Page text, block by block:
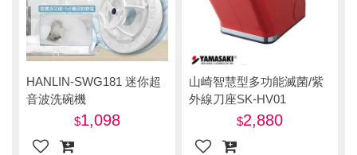
HANLIN-SWG181 迷你超
音波洗碗機
1,098
山崎智慧型多功能滅菌/紫
外線刀座SK-HV01
2,880